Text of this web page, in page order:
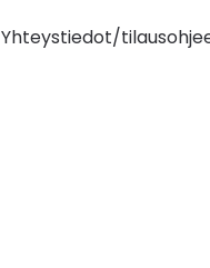
Yhteystiedot/